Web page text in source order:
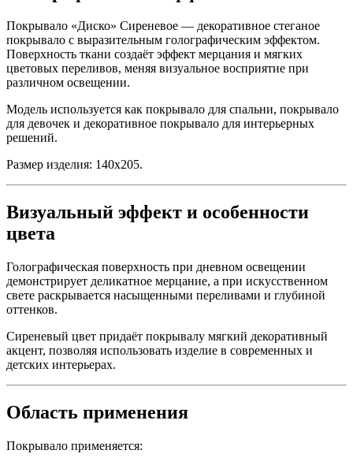
Покрывало «Диско» Сиреневое — декоративное стеганое
покрывало с выразительным голографическим эффектом.
Поверхность ткани создаёт эффект мерцания и мягких
цветовых переливов, меняя визуальное восприятие при
различном освещении.
Модель используется как покрывало для спальни, покрывало
для девочек и декоративное покрывало для интерьерных
решений.
Размер изделия: 140х205.
Визуальный эффект и особенности
цвета
Голографическая поверхность при дневном освещении
демонстрирует деликатное мерцание, а при искусственном
свете раскрывается насыщенными переливами и глубиной
оттенков.
Сиреневый цвет придаёт покрывалу мягкий декоративный
акцент, позволяя использовать изделие в современных и
детских интерьерах.
Область применения
Покрывало применяется: